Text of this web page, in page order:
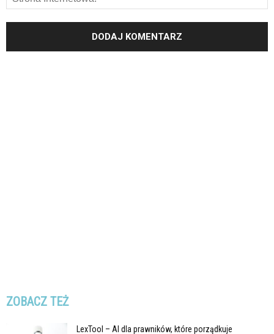
ZOBACZ TEŻ
LexTool – AI dla prawników, które porządkuje